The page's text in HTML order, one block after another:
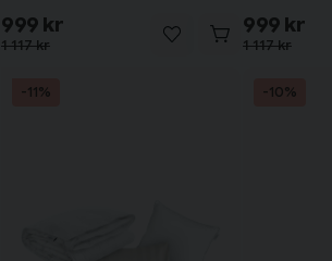
1 117 kr
999 kr
1 117 kr
999 kr
-11% -10%